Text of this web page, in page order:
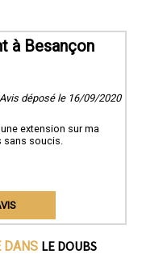
à Besançon
Avis déposé le 16/09/2020
extension sur ma
sans soucis.
DANS LE DOUBS